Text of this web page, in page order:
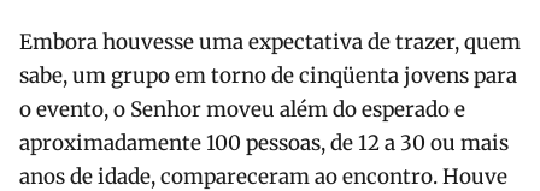
Embora houvesse uma expectativa de trazer, quem
sabe, um grupo em torno de cinqüenta jovens para
o evento, o Senhor moveu além do esperado e
aproximadamente 100 pessoas, de 12 a 30 ou mais
anos de idade, compareceram ao encontro. Houve